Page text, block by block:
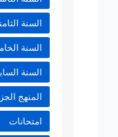
السنة
السنة
السنة
المنهج
امتحانات